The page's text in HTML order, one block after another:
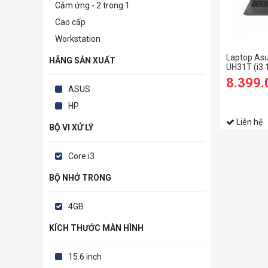
Cảm ứng - 2 trong 1
Cao cấp
Workstation
HÃNG SẢN XUẤT
ASUS
HP
BỘ VI XỬ LÝ
Core i3
BỘ NHỚ TRONG
4GB
KÍCH THƯỚC MÀN HÌNH
15.6 inch
Laptop
UH31T (i3
RAM/
10/Xám)
Liên hệ